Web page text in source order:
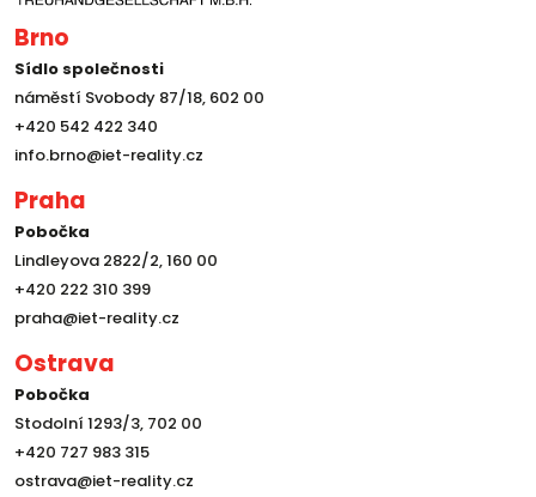
Brno
Sídlo společnosti
náměstí Svobody 87/18, 602 00
+420 542 422 340
info.brno@iet-reality.cz
Praha
Pobočka
Lindleyova 2822/2, 160 00
+420 222 310 399
praha@iet-reality.cz
Ostrava
Pobočka
Stodolní 1293/3, 702 00
+420 727 983 315
ostrava@iet-reality.cz